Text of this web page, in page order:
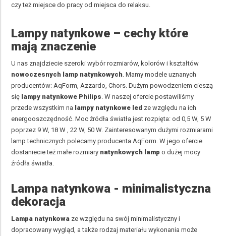
czy też miejsce do pracy od miejsca do relaksu.
Lampy natynkowe – cechy które
mają znaczenie
U nas znajdziecie szeroki wybór rozmiarów, kolorów i kształtów
nowoczesnych lamp natynkowych . Mamy modele uznanych
producentów: AqForm Azzardo ,Chors . Dużym powodzeniem cieszą
się lampy natynkowe Philips . W naszej ofercie postawiliśmy
przede wszystkim na lampy natynkowe led ze względu na ich
energooszczędność. Moc źródła światła jest rozpięta: od 0,5 W, 5 W
poprzez 9 W, 18 W , 22 W, 50 W. Zainteresowanym dużymi rozmiarami
lamp technicznych polecamy producenta AqForm . W jego ofercie
dostaniecie też małe rozmiary natynkowych lampo dużej mocy
źródła światła.
Lampa natynkowa - minimalistyczna
dekoracja
Lampa natynkowa ze względu na swój minimalistyczny i
dopracowany wygląd, a także rodzaj materiału wykonania może